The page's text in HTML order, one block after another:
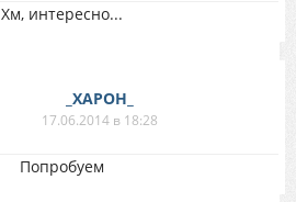
Хм, интересно...
_XAPOH_
17.06.2014 в 18:28
Попробуем